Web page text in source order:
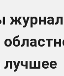
лучшее